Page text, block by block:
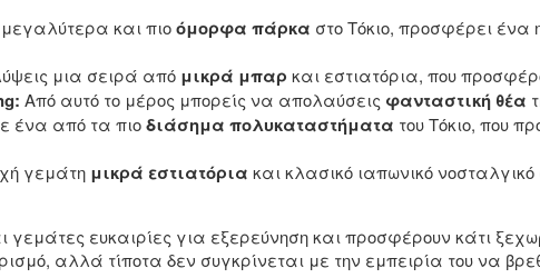
και πιοόμορφα πάρκα στο Τόκιο, προσφέρει ένα
μια σειρά από μικρά μπαρ και εστιατόρια, που
Από αυτό το μέρος μπορείς να απολαύσεις φανταστική θέα
ένα από τα πιοδιάσημα πολυκαταστήματα του Τόκιο, που
γεμάτη μικρά εστιατόρια και κλασικό ιαπωνικό
γεμάτες ευκαιρίες για εξερεύνηση και προσφέρουν κάτι
αλλά τίποτα δεν συγκρίνεται με την εμπειρία του να